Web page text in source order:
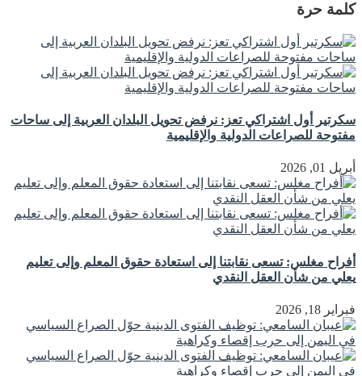
كلمة حرة
سكرتير أول اشتراكي تعز: نرفض تحويل البلدان العربية إلى ساحات
مفتوحة للصراعات الدولية والإقليمية
أبريل 01, 2026
أفراح مغلس: تسعى نقابتنا إلى استعادة حقوق المعلم وإلى تعليم
يعلي من شأن العقل النقدي
فبراير 18, 2026